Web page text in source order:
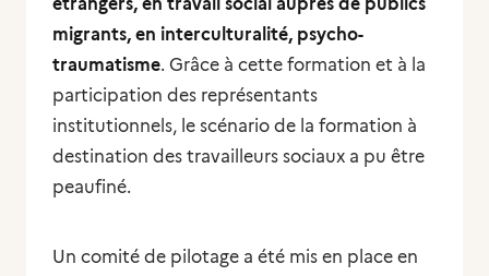
migrants, en interculturalité, psycho-
traumatisme. Grâce à cette formation et à la
participation des représentants
institutionnels, le scénario de la formation à
destination des travailleurs sociaux a pu être
peaufiné.
Un comité de pilotage a été mis en place en